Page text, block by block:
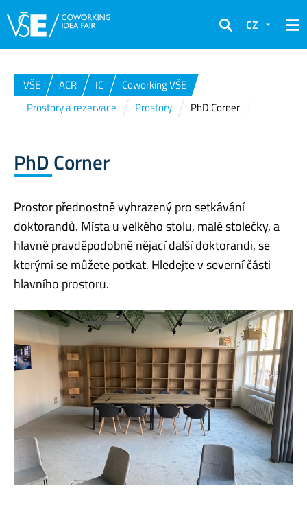
Hledat
CZ
VŠE ACR IC
Coworking VŠE
Prostory a rezervace
Prostory PhD Corner
PhD Corner
Prostor přednostně vyhrazený pro setkávání
doktorandů. Místa u velkého stolu, malé stolečky, a
hlavně pravděpodobně nějací další doktorandi, se
kterými se můžete potkat. Hledejte v severní části
hlavního prostoru.